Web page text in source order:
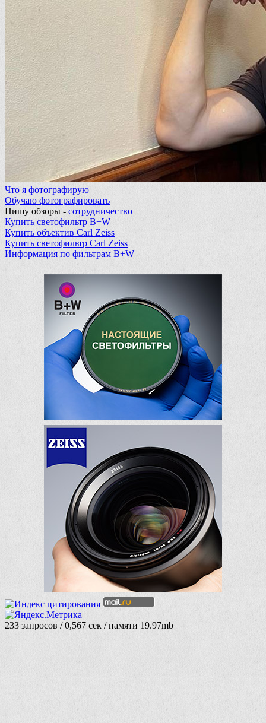
Что я фотографирую
Обучаю фотографировать
Пишу обзоры - сотрудничество
Купить светофильтр B+W
Купить объектив Carl Zeiss
Купить светофильтр Carl Zeiss
Информация по фильтрам B+W
233 запросов / 0,567 сек / памяти 19.97mb